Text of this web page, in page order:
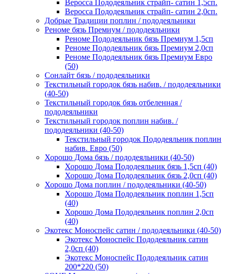
Веросса Пододеяльник страйп- сатин 1,5сп.
Веросса Пододеяльник страйп- сатин 2,0сп.
Добрые Традиции поплин / пододеяльники
Реноме бязь Премиум / пододеяльники
Реноме Пододеяльник бязь Премиум 1,5сп
Реноме Пододеяльник бязь Премиум 2,0сп
Реноме Пододеяльник бязь Премиум Евро
(50)
Сонлайт бязь / пододеяльники
Текстильный городок бязь набив. / пододеяльники
(40-50)
Текстильный городок бязь отбеленная /
пододеяльники
Текстильный городок поплин набив. /
пододеяльники (40-50)
Текстильный городок Пододеяльник поплин
набив. Евро (50)
Хорошо Дома бязь / пододеяльники (40-50)
Хорошо Дома Пододеяльник бязь 1,5сп (40)
Хорошо Дома Пододеяльник бязь 2,0сп (40)
Хорошо Дома поплин / пододеяльники (40-50)
Хорошо Дома Пододеяльник поплин 1,5сп
(40)
Хорошо Дома Пододеяльник поплин 2,0сп
(40)
Экотекс Моноспейс сатин / пододеяльники (40-50)
Экотекс Моноспейс Пододеяльник сатин
2,0сп (40)
Экотекс Моноспейс Пододеяльник сатин
200*220 (50)